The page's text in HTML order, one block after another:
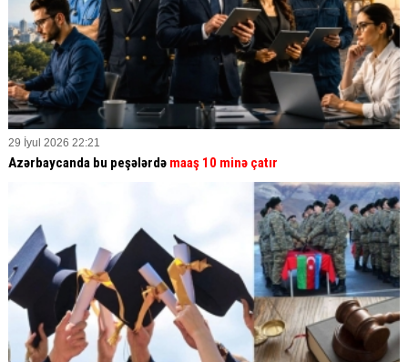
29 İyul 2026 22:21
Azərbaycanda bu peşələrdə maaş 10 minə çatır